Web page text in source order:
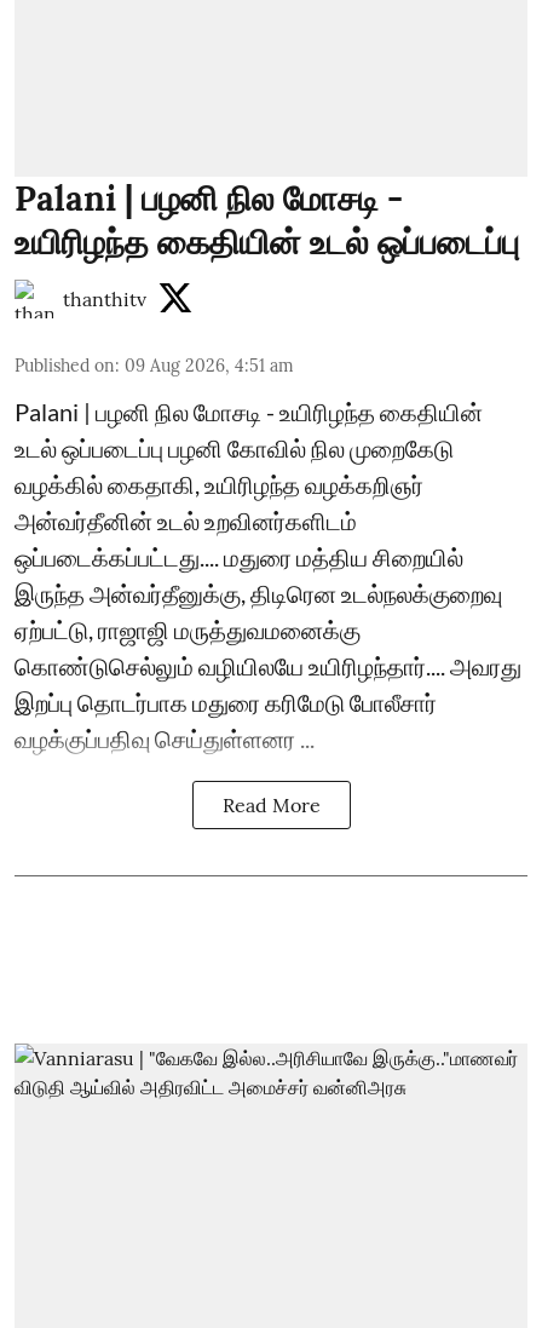
Palani | பழனி நில மோசடி -
உயிரிழந்த கைதியின் உடல் ஒப்படைப்பு
thanthitv
Published on: 09 Aug 2026, 4:51 am
Palani | பழனி நில மோசடி - உயிரிழந்த கைதியின்
உடல் ஒப்படைப்பு பழனி கோவில் நில முறைகேடு
வழக்கில் கைதாகி, உயிரிழந்த வழக்கறிஞர்
அன்வர்தீனின் உடல் உறவினர்களிடம்
ஒப்படைக்கப்பட்டது.... மதுரை மத்திய சிறையில்
இருந்த அன்வர்தீனுக்கு, திடிரென உடல்நலக்குறைவு
ஏற்பட்டு, ராஜாஜி மருத்துவமனைக்கு
கொண்டுசெல்லும் வழியிலயே உயிரிழந்தார்.... அவரது
இறப்பு தொடர்பாக மதுரை கரிமேடு போலீசார்
வழக்குப்பதிவு செய்துள்ளனர ...
Read More